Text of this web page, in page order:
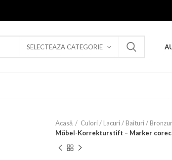
SELECTEAZA CATEGORIE
Acasă Culori / Lacuri / Baituri /
Möbel-Korrekturstift – Marker